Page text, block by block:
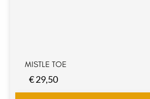
MISTLE TOE
€29,50